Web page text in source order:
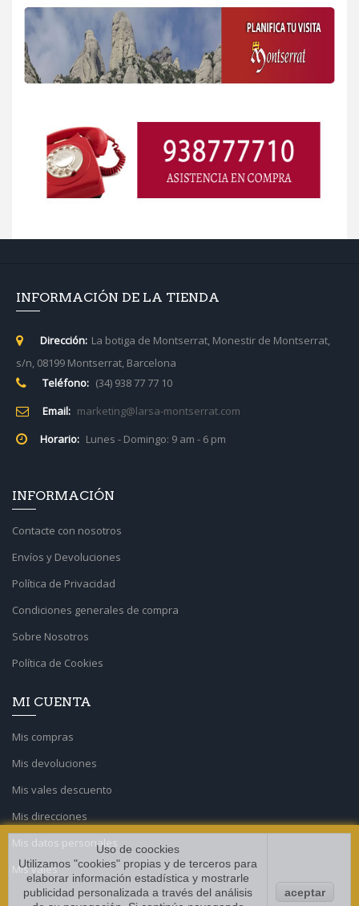
INFORMACIÓN DE LA TIENDA
Dirección: La botiga de Montserrat, Monestir de Montserrat,
s/n, 08199 Montserrat, Barcelona
Teléfono: (34) 938 77 77 10
Email: marketing@larsa-montserrat.com
Horario: Lunes - Domingo: 9 am - 6 pm
INFORMACIÓN
Contacte con nosotros
Envíos y Devoluciones
Política de Privacidad
Condiciones generales de compra
Sobre Nosotros
Política de Cookies
MI CUENTA
Mis compras
Mis devoluciones
Mis vales descuento
Mis direcciones
Mis datos personales
Mis vales
Uso de coockies
Utilizamos "cookies" propias y de terceros para
elaborar información estadística y mostrarle
publicidad personalizada a través del análisis
aceptar